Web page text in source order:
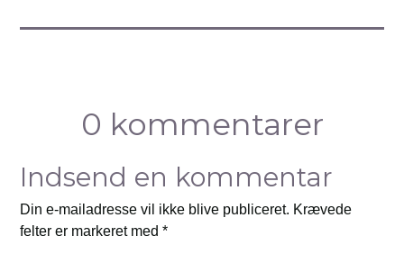
0 kommentarer
Indsend en kommentar
Din e-mailadresse vil ikke blive publiceret. Krævede
felter er markeret med*